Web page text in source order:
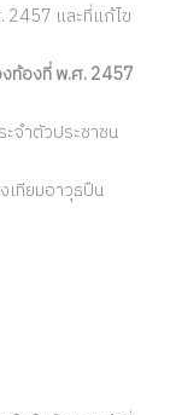
และที่แก้ไข
ท้องที่ พ.ศ. 2457
จำตัวประชาชน
เทียมอาวุธปืน